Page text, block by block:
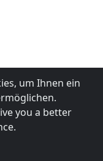
um Ihnen ein
you a better